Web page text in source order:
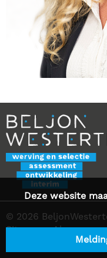
Deze website
© 2026
Sitemap• Algemene
Privacy Statement•